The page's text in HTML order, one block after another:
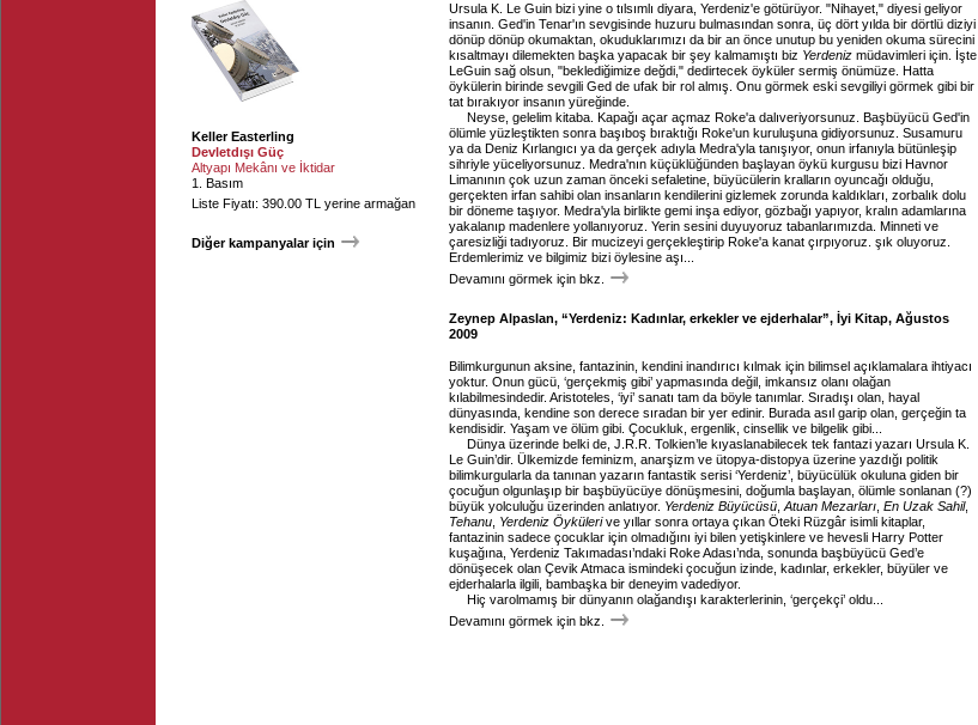
Keller Easterling
Devletdışı Güç
Altyapı Mekânı ve İktidar
1. Basım
Liste Fiyatı: 390.00 TL yerine armağan
Diğer kampanyalar için
Ursula K. Le Guin bizi yine o tılsımlı diyara, Yerdeniz'e götürüyor. "Nihayet," diyesi geliyor
insanın. Ged'in Tenar'ın sevgisinde huzuru bulmasından sonra, üç dört yılda bir dörtlü diziyi
dönüp dönüp okumaktan, okuduklarımızı da bir an önce unutup bu yeniden okuma sürecini
kısaltmayı dilemekten başka yapacak bir şey kalmamıştı biz Yerdeniz müdavimleri için. İşte
LeGuin sağ olsun, "beklediğimize değdi," dedirtecek öyküler sermiş önümüze. Hatta
öykülerin birinde sevgili Ged de ufak bir rol almış. Onu görmek eski sevgiliyi görmek gibi bir
tat bırakıyor insanın yüreğinde.
Neyse, gelelim kitaba. Kapağı açar açmaz Roke'a dalıveriyorsunuz. Başbüyücü Ged'in
ölümle yüzleştikten sonra başıboş bıraktığı Roke'un kuruluşuna gidiyorsunuz. Susamuru
ya da Deniz Kırlangıcı ya da gerçek adıyla Medra'yla tanışıyor, onun irfanıyla bütünleşip
sihriyle yüceliyorsunuz. Medra'nın küçüklüğünden başlayan öykü kurgusu bizi Havnor
Limanının çok uzun zaman önceki sefaletine, büyücülerin kralların oyuncağı olduğu,
gerçekten irfan sahibi olan insanların kendilerini gizlemek zorunda kaldıkları, zorbalık dolu
bir döneme taşıyor. Medra'yla birlikte gemi inşa ediyor, gözbağı yapıyor, kralın adamlarına
yakalanıp madenlere yollanıyoruz. Yerin sesini duyuyoruz tabanlarımızda. Minneti ve
çaresizliği tadıyoruz. Bir mucizeyi gerçekleştirip Roke'a kanat çırpıyoruz. şık oluyoruz.
Erdemlerimiz ve bilgimiz bizi öylesine aşı...
Devamını görmek için bkz.
Zeynep Alpaslan, “Yerdeniz: Kadınlar, erkekler ve ejderhalar”, İyi Kitap, Ağustos
2009
Bilimkurgunun aksine, fantazinin, kendini inandırıcı kılmak için bilimsel açıklamalara ihtiyacı
yoktur. Onun gücü, ‘gerçekmiş gibi’ yapmasında değil, imkansız olanı olağan
kılabilmesindedir. Aristoteles, ‘iyi’ sanatı tam da böyle tanımlar. Sıradışı olan, hayal
dünyasında, kendine son derece sıradan bir yer edinir. Burada asıl garip olan, gerçeğin ta
kendisidir. Yaşam ve ölüm gibi. Çocukluk, ergenlik, cinsellik ve bilgelik gibi...
Dünya üzerinde belki de, J.R.R. Tolkien’le kıyaslanabilecek tek fantazi yazarı Ursula K.
Le Guin’dir. Ülkemizde feminizm, anarşizm ve ütopya-distopya üzerine yazdığı politik
bilimkurgularla da tanınan yazarın fantastik serisi ‘Yerdeniz’, büyücülük okuluna giden bir
çocuğun olgunlaşıp bir başbüyücüye dönüşmesini, doğumla başlayan, ölümle sonlanan (?)
büyük yolculuğu üzerinden anlatıyor. Yerdeniz Büyücüsü Atuan Mezarları En Uzak Sahil,
Tehanu Yerdeniz Öykülerive yıllar sonra ortaya çıkan Öteki Rüzgâr isimli kitaplar,
fantazinin sadece çocuklar için olmadığını iyi bilen yetişkinlere ve hevesli Harry Potter
kuşağına, Yerdeniz Takımadası’ndaki Roke Adası’nda, sonunda başbüyücü Ged’e
dönüşecek olan Çevik Atmaca ismindeki çocuğun izinde, kadınlar, erkekler, büyüler ve
ejderhalarla ilgili, bambaşka bir deneyim vadediyor.
Hiç varolmamış bir dünyanın olağandışı karakterlerinin, ‘gerçekçi’ oldu...
Devamını görmek için bkz.